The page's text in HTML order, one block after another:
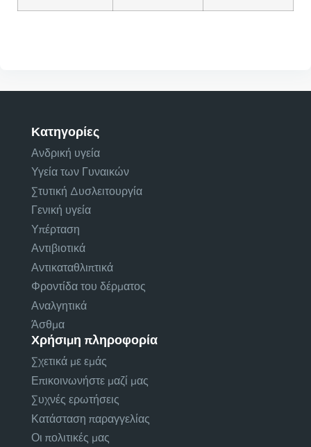
Κατηγορίες
Ανδρική υγεία
Υγεία των Γυναικών
Στυτική Δυσλειτουργία
Γενική υγεία
Υπέρταση
Αντιβιοτικά
Αντικαταθλιπτικά
Φροντίδα του δέρματος
Αναλγητικά
Άσθμα
Χρήσιμη πληροφορία
Σχετικά με εμάς
Επικοινωνήστε μαζί μας
Συχνές ερωτήσεις
Κατάσταση παραγγελίας
Οι πολιτικές μας